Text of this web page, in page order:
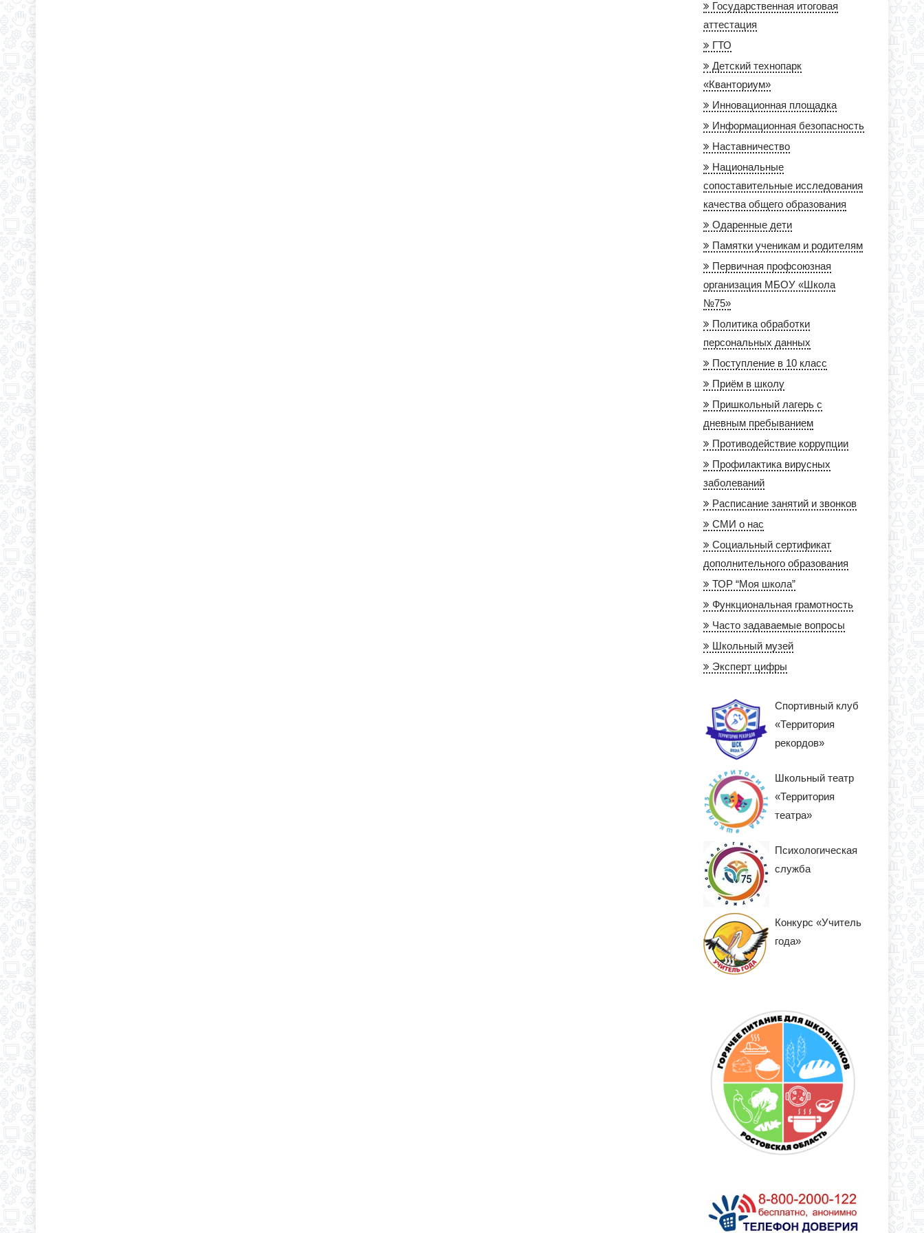
Государственная итоговая
аттестация
ГТО
Детский технопарк
«Кванториум»
Инновационная площадка
Информационная безопасность
Наставничество
Национальные
сопоставительные исследования
качества общего образования
Одаренные дети
Памятки ученикам и родителям
Первичная профсоюзная
организация МБОУ «Школа
№75»
Политика обработки
персональных данных
Поступление в 10 класс
Приём в школу
Пришкольный лагерь с
дневным пребыванием
Противодействие коррупции
Профилактика вирусных
заболеваний
Расписание занятий и звонков
СМИ о нас
Социальный сертификат
дополнительного образования
ТОР “Моя школа”
Функциональная грамотность
Часто задаваемые вопросы
Школьный музей
Эксперт цифры
Спортивный клуб
«Территория
рекордов»
Школьный театр
«Территория
театра»
Психологическая
служба
Конкурс «Учитель
года»